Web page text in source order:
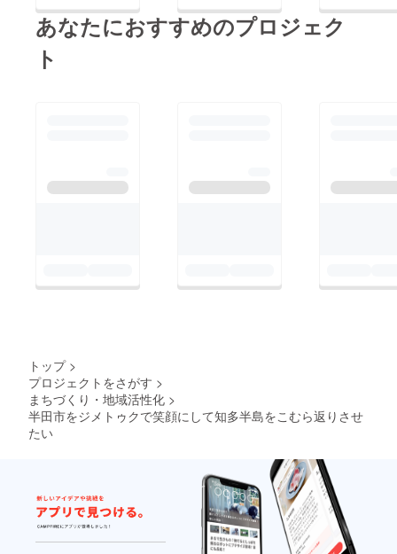
す#コロナちゃんなん
あなたにおすすめのプロジェク
ト
トップ >
プロジェクトをさがす >
まちづくり・地域活性化 >
半田市をジメトゥクで笑顔にして知多半島をこむら返りさせ
たい